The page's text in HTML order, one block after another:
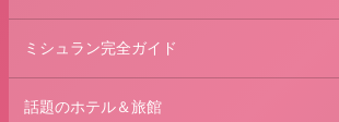
ミシュラン完全ガイド
話題のホテル＆旅館